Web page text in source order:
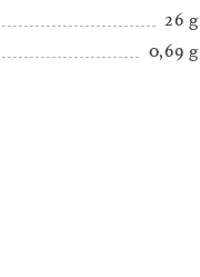
26 g
0,69 g